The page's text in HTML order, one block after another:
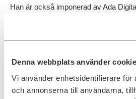
Denna webbplats använder
Vi använder enhetsidentifierare för
och annonserna till användarna,
Han är också imponerad av Ada
gavs möjlighet att söka var ett
kandidater som Ada Digital